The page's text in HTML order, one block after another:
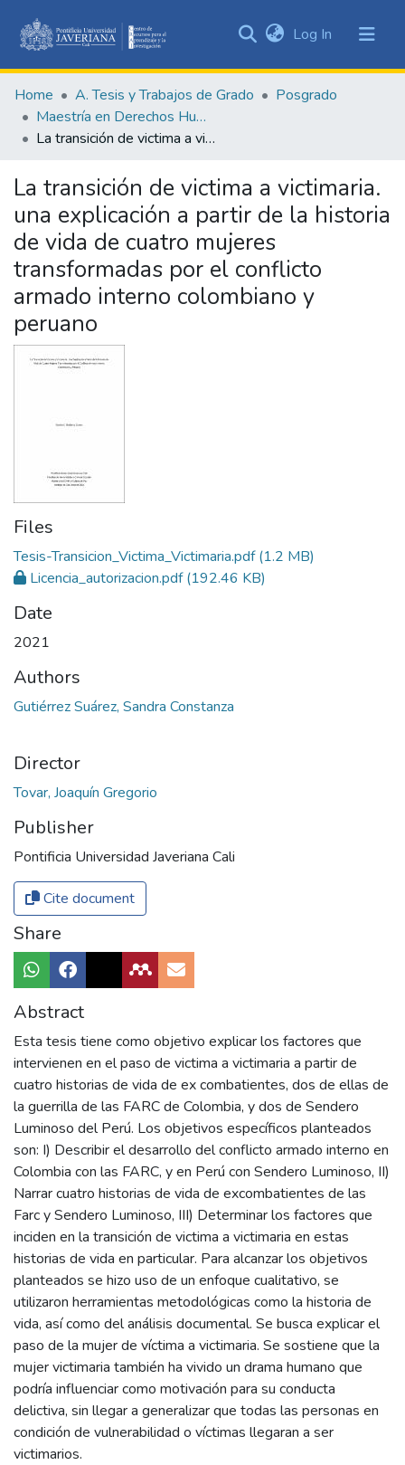
&
Collections
All of DSpace
Statistics
Log In (current)
Home A. Tesis y Trabajos de Grado
Posgrado
Maestría en Derechos Humanos y Cultura de Paz
La transición de victima a victimaria. una explicación a partir de la historia de vida de cuatro mujeres transformadas por el conflicto armado interno colombiano y peruano
La transición de victima a victimaria.
una explicación a partir de la historia
de vida de cuatro mujeres
transformadas por el conflicto
armado interno colombiano y
peruano
Files
Tesis-Transicion_Victima_Victimaria.pdf(1.2 MB)
Licencia_autorizacion.pdf(192.46 KB)
Date
2021
Authors
Gutiérrez Suárez, Sandra Constanza
Director
Tovar, Joaquín Gregorio
Publisher
Pontificia Universidad Javeriana Cali
Cite document
Share
Abstract
Esta tesis tiene como objetivo explicar los factores que
intervienen en el paso de victima a victimaria a partir de
cuatro historias de vida de ex combatientes, dos de ellas de
la guerrilla de las FARC de Colombia, y dos de Sendero
Luminoso del Perú. Los objetivos específicos planteados
son: I) Describir el desarrollo del conflicto armado interno en
Colombia con las FARC, y en Perú con Sendero Luminoso, II)
Narrar cuatro historias de vida de excombatientes de las
Farc y Sendero Luminoso, III) Determinar los factores que
inciden en la transición de victima a victimaria en estas
historias de vida en particular. Para alcanzar los objetivos
planteados se hizo uso de un enfoque cualitativo, se
utilizaron herramientas metodológicas como la historia de
vida, así como del análisis documental. Se busca explicar el
paso de la mujer de víctima a victimaria. Se sostiene que la
mujer victimaria también ha vivido un drama humano que
podría influenciar como motivación para su conducta
delictiva, sin llegar a generalizar que todas las personas en
condición de vulnerabilidad o víctimas llegaran a ser
victimarios.